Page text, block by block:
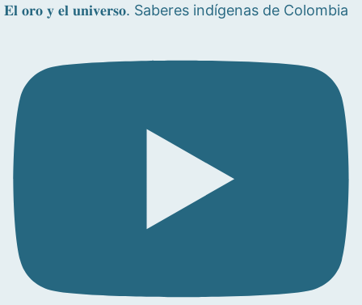
𝐄𝐥 𝐨𝐫𝐨 𝐲 𝐞𝐥 𝐮𝐧𝐢𝐯𝐞𝐫𝐬𝐨. Saberes indígenas de Colombia